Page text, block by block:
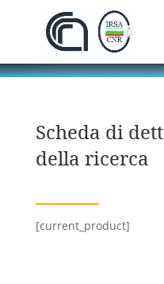
Scheda di
della ricerca
[current_product]